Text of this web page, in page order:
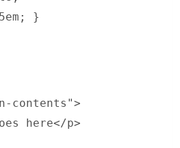
}
contents">
here</p>